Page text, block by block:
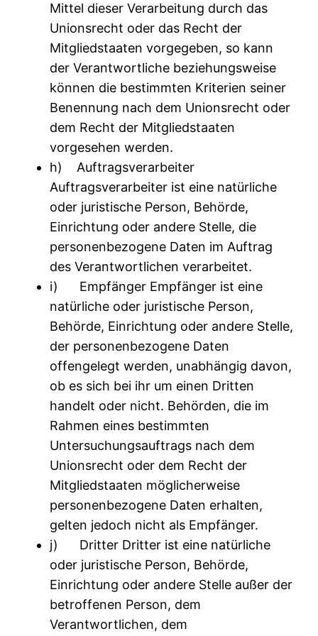
Mittel dieser Verarbeitung durch das
Unionsrecht oder das Recht der
Mitgliedstaaten vorgegeben, so kann
der Verantwortliche beziehungsweise
können die bestimmten Kriterien seiner
Benennung nach dem Unionsrecht oder
dem Recht der Mitgliedstaaten
vorgesehen werden.
h) Auftragsverarbeiter
Auftragsverarbeiter ist eine natürliche
oder juristische Person, Behörde,
Einrichtung oder andere Stelle, die
personenbezogene Daten im Auftrag
des Verantwortlichen verarbeitet.
i) Empfänger Empfänger ist eine
natürliche oder juristische Person,
Behörde, Einrichtung oder andere Stelle,
der personenbezogene Daten
offengelegt werden, unabhängig davon,
ob es sich bei ihr um einen Dritten
handelt oder nicht. Behörden, die im
Rahmen eines bestimmten
Untersuchungsauftrags nach dem
Unionsrecht oder dem Recht der
Mitgliedstaaten möglicherweise
personenbezogene Daten erhalten,
gelten jedoch nicht als Empfänger.
j) Dritter Dritter ist eine natürliche
oder juristische Person, Behörde,
Einrichtung oder andere Stelle außer der
betroffenen Person, dem
Verantwortlichen, dem